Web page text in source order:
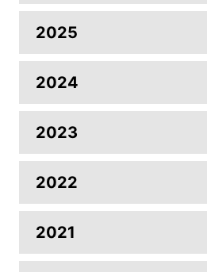
2025
2024
2023
2022
2021